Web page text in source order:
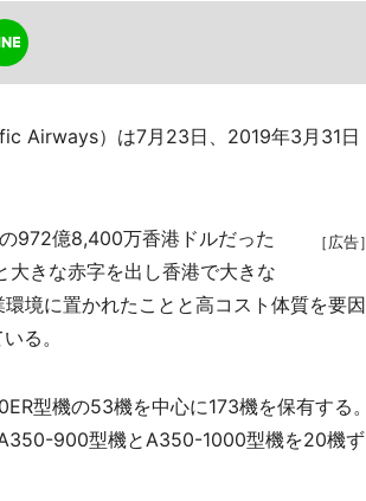
Airways）は7月23日、2019年3月31日
［広告］
972億8,400万香港ドルだった
きな赤字を出し香港で大きな
境に置かれたことと高コスト体質を要因
る。
型機の53機を中心に173機を保有する。
900型機とA350-1000型機を20機ず